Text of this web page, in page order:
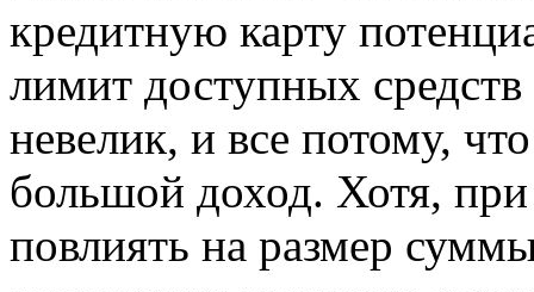
кредитную карту
лимит доступных
невелик, и все потому,
большой доход. Хотя,
повлиять на размер